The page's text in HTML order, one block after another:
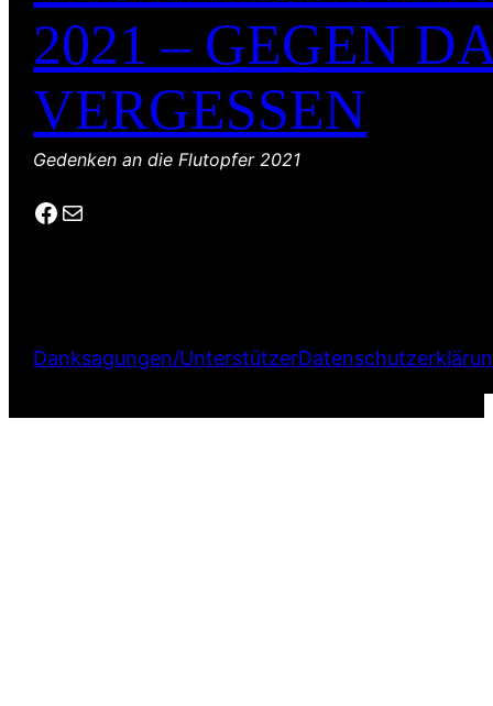
2021 – GEGEN
VERGESSEN
Gedenken an die Flutopfer 2021
Facebook
E-Mail
Danksagungen/Unterstützer